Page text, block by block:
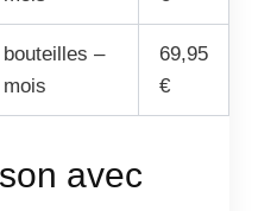
–
69,95
€
avec